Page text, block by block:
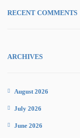
RECENT COMMENTS
ARCHIVES
August 2026
July 2026
June 2026